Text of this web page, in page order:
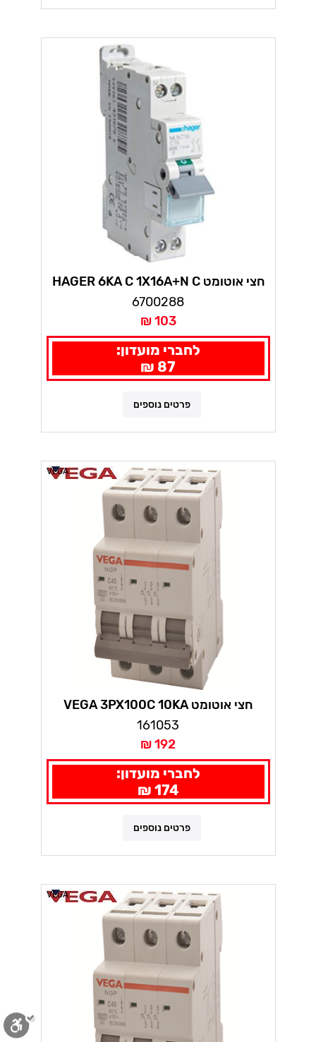
חצי אוטומט HAGER 6KA C 1X16A+N C
6700288
103 ₪
לחברי מועדון:
87 ₪
פרטים נוספים
VEGA
חצי אוטומט VEGA 3PX100C 10KA
161053
192 ₪
לחברי מועדון:
174 ₪
פרטים נוספים
VEGA